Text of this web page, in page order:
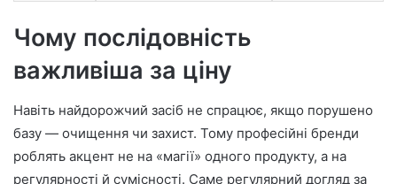
Чому послідовність
важливіша за ціну
Навіть найдорожчий засіб не спрацює, якщо порушено
базу — очищення чи захист. Тому професійні бренди
роблять акцент не на «магії» одного продукту, а на
регулярності й сумісності. Саме регулярний догляд за